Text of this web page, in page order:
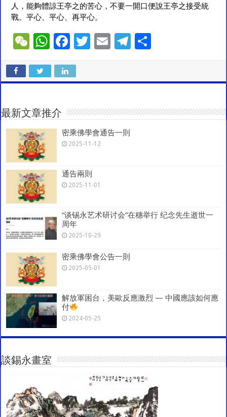
人，能夠體諒王亭之的苦心，不要一開口便說王亭之接受統
戰。平心、平心、再平心。
W
C
h
at
W
at
sA
p
p
F
e
b
o
k
T
er
E
l
T
gr
a
e
最新文章推介
密乘佛學會通告一則
2025-11-12
通告兩則
2025-11-01
“谈锡永艺术研讨会”在穗举行 纪念先生逝世一
周年
2025-10-29
密乘佛學會公告一則
2025-05-01
解放軍困台，美歐反應激烈 — 中國應該如何應
付
2024-05-25
談錫永畫室